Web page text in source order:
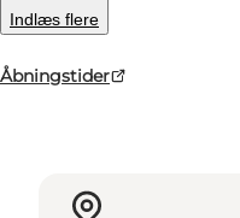
Indlæs flere
Åbningstider